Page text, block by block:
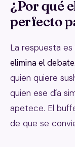
¿Por qué
perfecto
La respuesta
elimina el
quien quiere
quien ese día
apetece. El
de que se